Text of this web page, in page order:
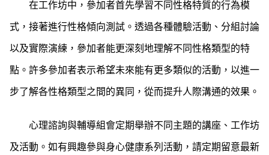
在工作坊中，參加者首先學習不同性格特質的行為模
式，接著進行性格傾向測試。透過各種體驗活動、分組討論
以及實際演練，參加者能更深刻地理解不同性格類型的特
點。許多參加者表示希望未來能有更多類似的活動，以進一
步了解各性格類型之間的異同，從而提升人際溝通的效果。
心理諮詢與輔導組會定期舉辦不同主題的講座、工作坊
及活動。如有興趣參與身心健康系列活動，請定期留意最新